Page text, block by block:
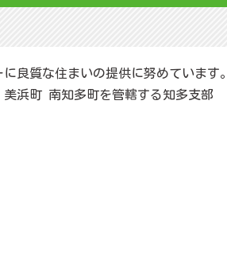
良質な住まいの提供に努めています。
浜町 南知多町を管轄する知多支部